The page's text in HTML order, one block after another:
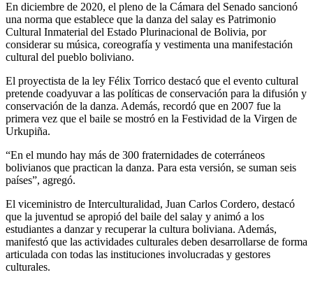
En diciembre de 2020, el pleno de la Cámara del Senado sancionó
una norma que establece que la danza del salay es Patrimonio
Cultural Inmaterial del Estado Plurinacional de Bolivia, por
considerar su música, coreografía y vestimenta una manifestación
cultural del pueblo boliviano.
El proyectista de la ley Félix Torrico destacó que el evento cultural
pretende coadyuvar a las políticas de conservación para la difusión y
conservación de la danza. Además, recordó que en 2007 fue la
primera vez que el baile se mostró en la Festividad de la Virgen de
Urkupiña.
“En el mundo hay más de 300 fraternidades de coterráneos
bolivianos que practican la danza. Para esta versión, se suman seis
países”, agregó.
El viceministro de Interculturalidad, Juan Carlos Cordero, destacó
que la juventud se apropió del baile del salay y animó a los
estudiantes a danzar y recuperar la cultura boliviana. Además,
manifestó que las actividades culturales deben desarrollarse de forma
articulada con todas las instituciones involucradas y gestores
culturales.